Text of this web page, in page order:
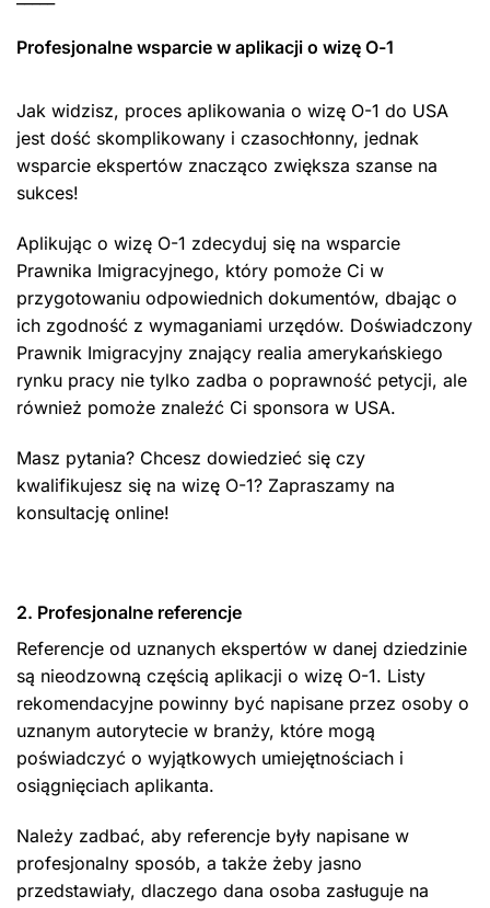
Profesjonalne wsparcie w aplikacji o wizę O-1
Jak widzisz, proces aplikowania o wizę O-1 do USA
jest dość skomplikowany i czasochłonny, jednak
wsparcie ekspertów znacząco zwiększa szanse na
sukces!
Aplikując o wizę O-1 zdecyduj się na wsparcie
Prawnika Imigracyjnego, który pomoże Ci w
przygotowaniu odpowiednich dokumentów, dbając o
ich zgodność z wymaganiami urzędów. Doświadczony
Prawnik Imigracyjny znający realia amerykańskiego
rynku pracy nie tylko zadba o poprawność petycji, ale
również pomoże znaleźć Ci sponsora w USA.
Masz pytania? Chcesz dowiedzieć się czy
kwalifikujesz się na wizę O-1? Zapraszamy na
konsultację online!
2. Profesjonalne referencje
Referencje od uznanych ekspertów w danej dziedzinie
są nieodzowną częścią aplikacji o wizę O-1. Listy
rekomendacyjne powinny być napisane przez osoby o
uznanym autorytecie w branży, które mogą
poświadczyć o wyjątkowych umiejętnościach i
osiągnięciach aplikanta.
Należy zadbać, aby referencje były napisane w
profesjonalny sposób, a także żeby jasno
przedstawiały, dlaczego dana osoba zasługuje na